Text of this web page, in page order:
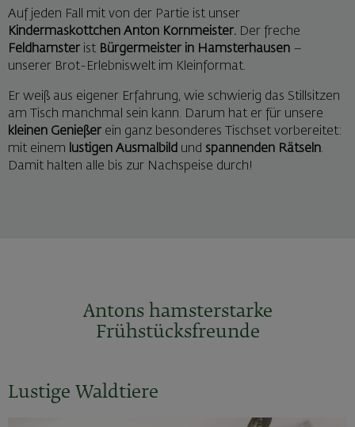
Auf jeden Fall mit von der Partie ist unser
Kindermaskottchen Anton Kornmeister. Der freche
Feldhamster ist Bürgermeister in Hamsterhausen –
unserer Brot-Erlebniswelt im Kleinformat.
Er weiß aus eigener Erfahrung, wie schwierig das Stillsitzen
am Tisch manchmal sein kann. Darum hat er für unsere
kleinen Genießer ein ganz besonderes Tischset vorbereitet:
mit einem lustigen Ausmalbild und spannenden Rätseln.
Damit halten alle bis zur Nachspeise durch!
Antons hamsterstarke
Frühstücksfreunde
Lustige Waldtiere